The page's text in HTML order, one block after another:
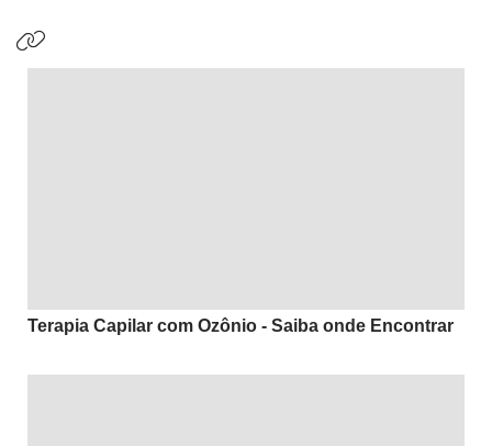
Terapia Capilar com Ozônio - Saiba onde Encontrar